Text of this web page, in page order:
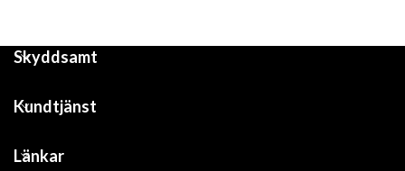
Skyddsamt
Kundtjänst
Länkar